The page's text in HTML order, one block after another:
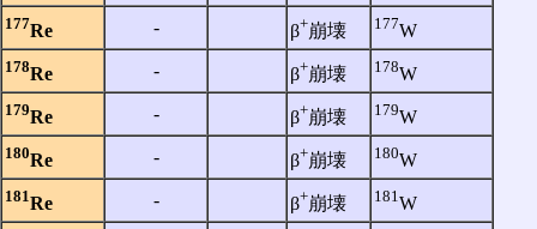
177Re ‐ β+崩壊 177W
178Re ‐ β+崩壊 178W
179Re ‐ β+崩壊 179W
180Re ‐ β+崩壊 180W
181Re ‐ β+崩壊 181W